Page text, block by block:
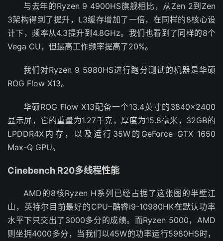
与去年的Ryzen 9 4900HS旗舰相比，从Zen 2到Zen
3架构得到了提升，L3缓存增加了一倍，在同样的8核心设
计下，频率从4.3提升到4.8GHz。我们也看到了同样的8个
Vega CU，但最高工作频率提高了20%。
我们对Ryzen 9 5980HS进行跑分测试的机器是华硕
ROG Flow X13。
华硕ROG Flow X13配备一个13.4英寸的3840×2400
显示屏，它的重量为1.27千克，厚度为15.8毫米，32GB的
LPDDR4X内存，以及运行35W的GeForce GTX 1650
Max-Q GPU。
Cinebench R20多线程性能
AMD的8核Ryzen H系列已经占据了这张图的半壁江
山，英特尔目前最好的CPU–酷睿i9-10980HK在默认功率
水平下只交出了3000多分的成绩。而Ryzen 5000，AMD
则坐拥4000多分，当我们以45W的功率运行5980HS时，